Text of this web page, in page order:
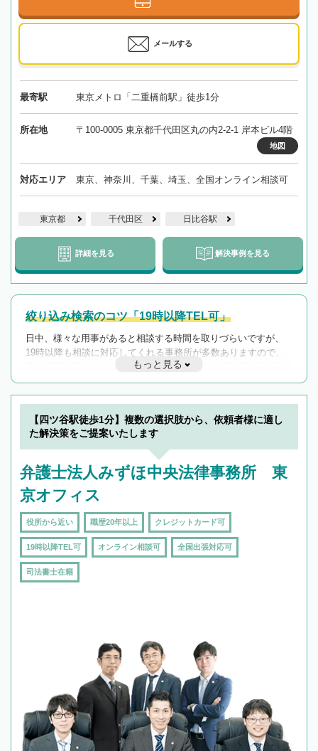
メールする
最寄駅 東京メトロ「二重橋前駅」徒歩1分
所在地 〒100-0005 東京都千代田区丸の内2-2-1 岸本ビル4階
地図
対応エリア 東京、神奈川、千葉、埼玉、全国オンライン相談可
東京都 千代田区 日比谷駅
詳細を見る 解決事例を見る
絞り込み検索のコツ「19時以降TEL可」
日中、様々な用事があると相談する時間を取りづらいですが、
19時以降も相談に対応してくれる事務所が多数ありますので、
遅い時間の相談が増えそうな場合はそのような事務所に絞り込
んで検索してみましょう。
19時以降TEL可の条件
を加えて再検索
もっと見る
【四ツ谷駅徒歩1分】複数の選択肢から、依頼者様に適し
た解決策をご提案いたします
弁護士法人みずほ中央法律事務所 東
京オフィス
役所から近い 職歴20年以上 クレジットカード可
19時以降TEL可 オンライン相談可 全国出張対応可
司法書士在籍